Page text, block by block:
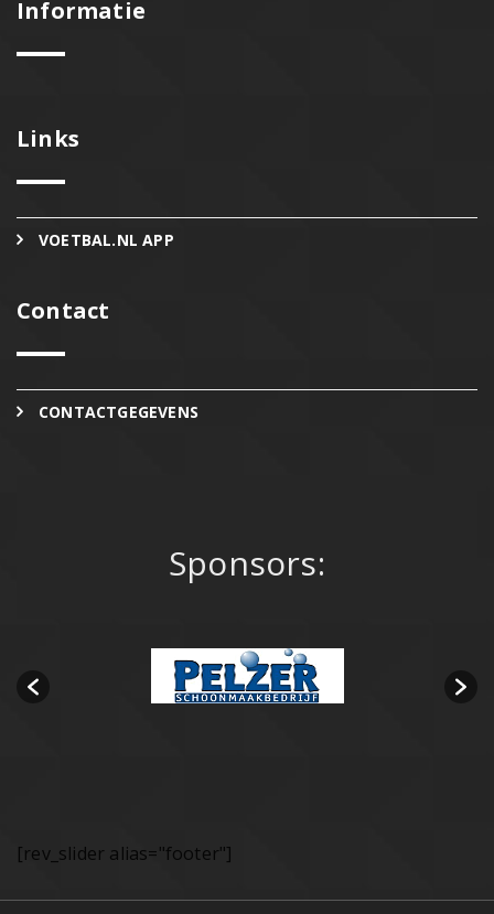
Informatie
Links
VOETBAL.NL APP
Contact
CONTACTGEGEVENS
Sponsors:
[rev_slider alias="footer"]